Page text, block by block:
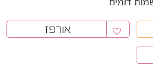
אורפז